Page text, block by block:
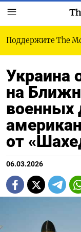
Поддержите The
Украина
на
от
06.03.2026